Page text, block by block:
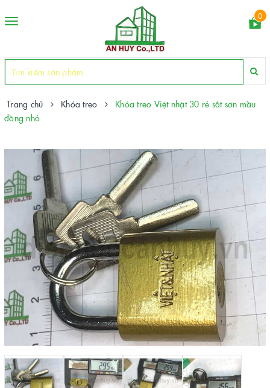
Toggle
0
Trang chủ Khóa treo
Khóa treo Việt nhật 30 rẻ sắt sơn mầu
đồng nhỏ